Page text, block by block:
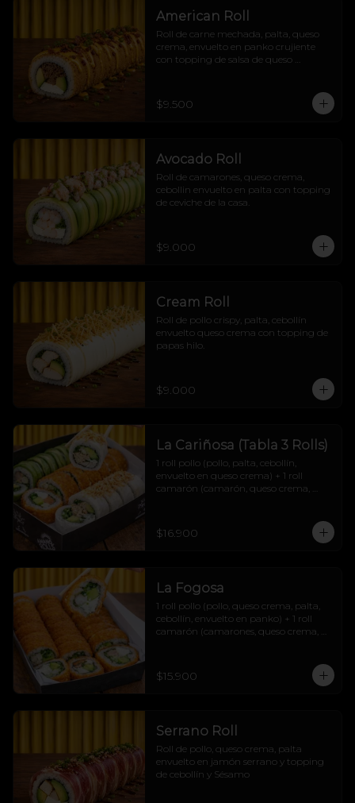
American Roll
Roll de carne mechada, palta, queso
crema, envuelto en panko crujiente
con topping de salsa de queso
$9.500
Avocado Roll
Roll de camarones, queso crema,
cebollin envuelto en palta con topping
de ceviche de la casa.
$9.000
Cream Roll
Roll de pollo crispy, palta, cebollín
envuelto queso crema con topping de
papas hilo.
$9.000
La Cariñosa (Tabla 3 Rolls)
1 roll pollo (pollo, palta, cebollín,
envuelto en queso crema) + 1 roll
camarón (camarón, queso crema,
cebollín, envuelto en panko) + 2 soyas
+2 teriyakis + 1 topping papas hilo.
$16.900
La Fogosa
1 roll pollo (pollo, queso crema, palta,
cebollín, envuelto en panko) + 1 roll
camarón (camarones, queso crema,
crema, palta, cebollín, envuelto en
panko) + 2 soyas + 2 teriyakis + 1
$15.900
Serrano Roll
Roll de pollo, queso crema, palta
envuelto en jamón serrano y topping
de cebollín y Sésamo